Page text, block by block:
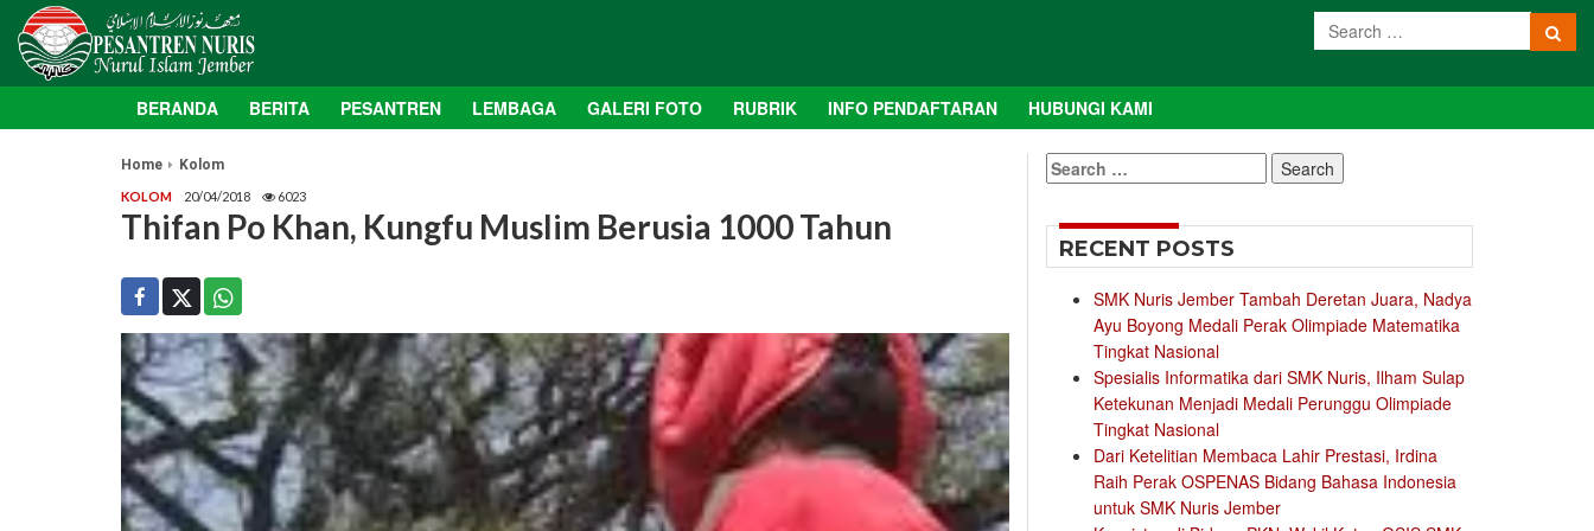
BERANDA BERITA PESANTREN LEMBAGA GALERI FOTO RUBRIK INFO PENDAFTARAN HUBUNGI KAMI
Home Kolom
KOLOM 20/04/2018 6023
Thifan Po Khan, Kungfu Muslim Berusia 1000 Tahun
Search
for:
RECENT POSTS
SMK Nuris Jember Tambah Deretan Juara, Nadya
Ayu Boyong Medali Perak Olimpiade Matematika
Tingkat Nasional
Spesialis Informatika dari SMK Nuris, Ilham Sulap
Ketekunan Menjadi Medali Perunggu Olimpiade
Tingkat Nasional
Dari Ketelitian Membaca Lahir Prestasi, Irdina
Raih Perak OSPENAS Bidang Bahasa Indonesia
untuk SMK Nuris Jember